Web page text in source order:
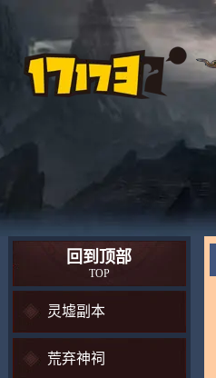
回到顶部
TOP
灵墟副本
荒弃神祠